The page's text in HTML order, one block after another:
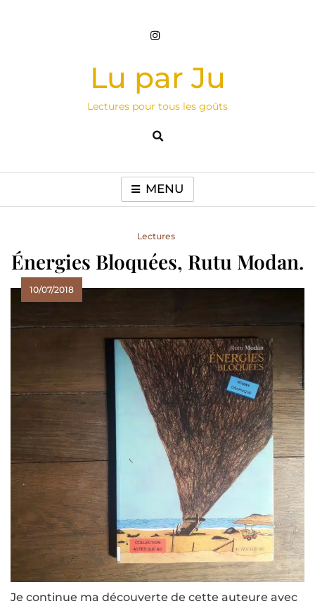
Lu par Ju
Lectures pour tous les goûts
MENU
Lectures
Énergies Bloquées, Rutu Modan.
10/07/2018
Je continue ma découverte de cette auteure avec